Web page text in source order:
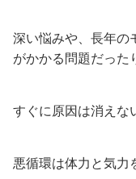
深い悩みや、長年の
がかかる問題だった
すぐに原因は消えな
悪循環は体力と気力